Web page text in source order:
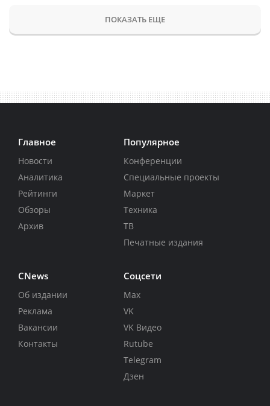
ПОКАЗАТЬ ЕЩЕ
Главное
Новости
Аналитика
Рейтинги
Обзоры
Архив
Популярное
Конференции
Специальные проекты
Маркет
Техника
ТВ
Печатные издания
CNews
Об издании
Реклама
Вакансии
Контакты
Соцсети
Max
VK
VK Видео
Rutube
Telegram
Дзен